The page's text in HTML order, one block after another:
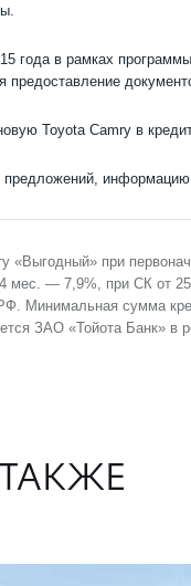
года в рамках
предоставление
Toyota Camry в
информацию
«Выгодный» при
мес. — 7,9%, при СК от
Минимальная сумма
ЗАО «Тойота Банк» в